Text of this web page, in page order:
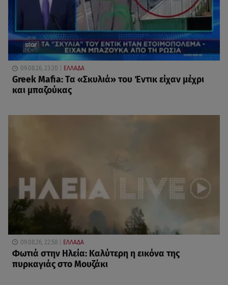
09.08.26, 23:20 ΕΛΛΑΔΑ
Greek Mafia: Τα «Σκυλιά» του Έντικ είχαν μέχρι
και μπαζούκας
09.08.26, 22:58 ΕΛΛΑΔΑ
Φωτιά στην Ηλεία: Καλύτερη η εικόνα της
πυρκαγιάς στο Μουζάκι